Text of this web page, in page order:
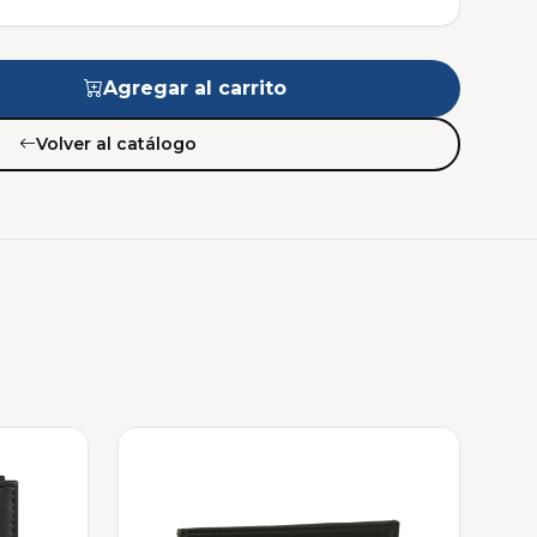
Agregar al carrito
Volver al catálogo